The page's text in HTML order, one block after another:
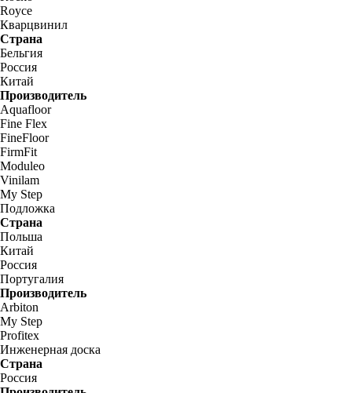
Royce
Кварцвинил
Страна
Бельгия
Россия
Китай
Производитель
Aquafloor
Fine Flex
FineFloor
FirmFit
Moduleo
Vinilam
My Step
Подложка
Страна
Польша
Китай
Россия
Португалия
Производитель
Arbiton
My Step
Profitex
Инженерная доска
Страна
Россия